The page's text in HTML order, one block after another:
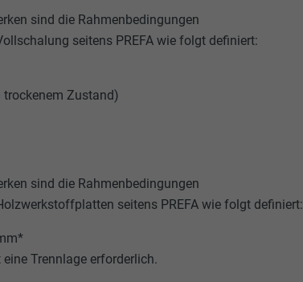
sind die Rahmenbedingungen
seitens PREFA wie folgt definiert:
Zustand)
sind die Rahmenbedingungen
seitens PREFA wie folgt definiert:
Trennlage erforderlich.